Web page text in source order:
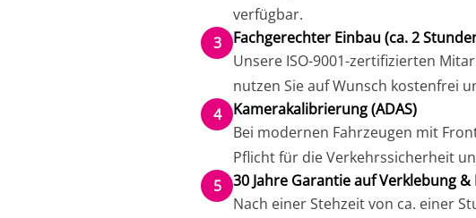
verfügbar.
3
Fachgerechter Einbau (ca. 2
Unsere ISO-9001-zertifizierten
nutzen Sie auf Wunsch kostenfrei
4
Kamerakalibrierung (ADAS)
Bei modernen Fahrzeugen mit
Pflicht für die Verkehrssicherheit
5
30 Jahre Garantie auf Verklebung
Nach einer Stehzeit von ca. einer